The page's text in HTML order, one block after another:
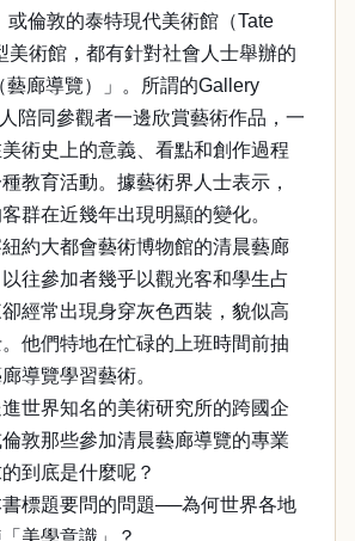
或倫敦的泰特現代美術館（Tate
美術館，都有針對社會人士舉辦的
藝廊導覽）」。所謂的Gallery
陪同參觀者一邊欣賞藝術作品，一
術史上的意義、看點和創作過程
教育活動。據藝術界人士表示，
群在近幾年出現明顯的變化。
約大都會藝術博物館的清晨藝廊
往參加者幾乎以觀光客和學生占
經常出現身穿灰色西裝，貌似高
他們特地在忙碌的上班時間前抽
導覽學習藝術。
世界知名的美術研究所的跨國企
敦那些參加清晨藝廊導覽的專業
到底是什麼呢？
標題要問的問題──為何世界各地
美學意識」？